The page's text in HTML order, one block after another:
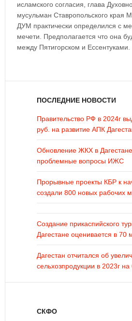
исламского согласия, глава
мусульман Ставропольского края
ДУМ практически определился с
мечети. Предполагается что она
между Пятигорском и Ессентуками.
ПОСЛЕДНИЕ НОВОСТИ
Правительство РФ в 2024г
руб. на развитие АПК
Обновление ЖКХ в
проблемные вопросы ИЖС
Прорывные проекты КБР к
создали 800 новых рабочих
Создание прикаспийского
Дагестане оценивается в 70
Дагестан отчитался об
сельхозпродукции в 2023г на
СКФО